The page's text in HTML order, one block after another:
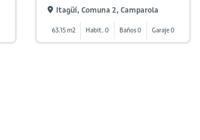
Itagüí, Comuna 2, Camparola
63.15 m2 Habit. 0 Baños 0 Garaje 0